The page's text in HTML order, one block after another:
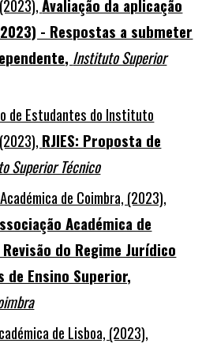
Avaliação da aplicação
- Respostas a submeter
, Instituto Superior
de Estudantes do Instituto
RJIES: Proposta de
Superior Técnico
de Coimbra, (2023),
Académica de
do Regime Jurídico
Ensino Superior,
de Lisboa, (2023),